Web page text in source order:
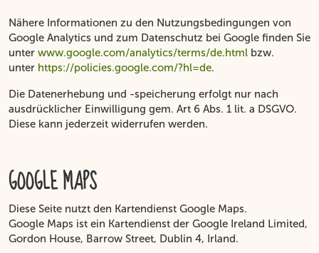
Nähere Informationen zu den Nutzungsbedingungen von
Google Analytics und zum Datenschutz bei Google finden Sie
unter www.google.com/analytics/terms/de.html bzw.
unter https://policies.google.com/?hl=de.
Die Datenerhebung und -speicherung erfolgt nur nach
ausdrücklicher Einwilligung gem. Art 6 Abs. 1 lit. a DSGVO.
Diese kann jederzeit widerrufen werden.
GOOGLE MAPS
Diese Seite nutzt den Kartendienst Google Maps.
Google Maps ist ein Kartendienst der Google Ireland Limited,
Gordon House, Barrow Street, Dublin 4, Irland.